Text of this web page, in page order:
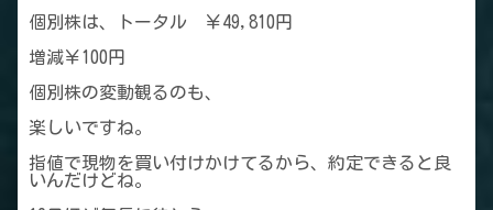
個別株は、トータル ￥49,810円
増減￥100円
個別株の変動観るのも、
楽しいですね。
指値で現物を買い付けかけてるから、約定できると良
いんだけどね。